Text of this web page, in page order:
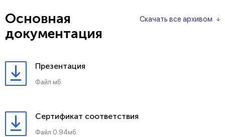
Скачать все архивом
Основная
документация
Презентация
Файл мб.
Сертификат соответствия
Файл 0.94мб.